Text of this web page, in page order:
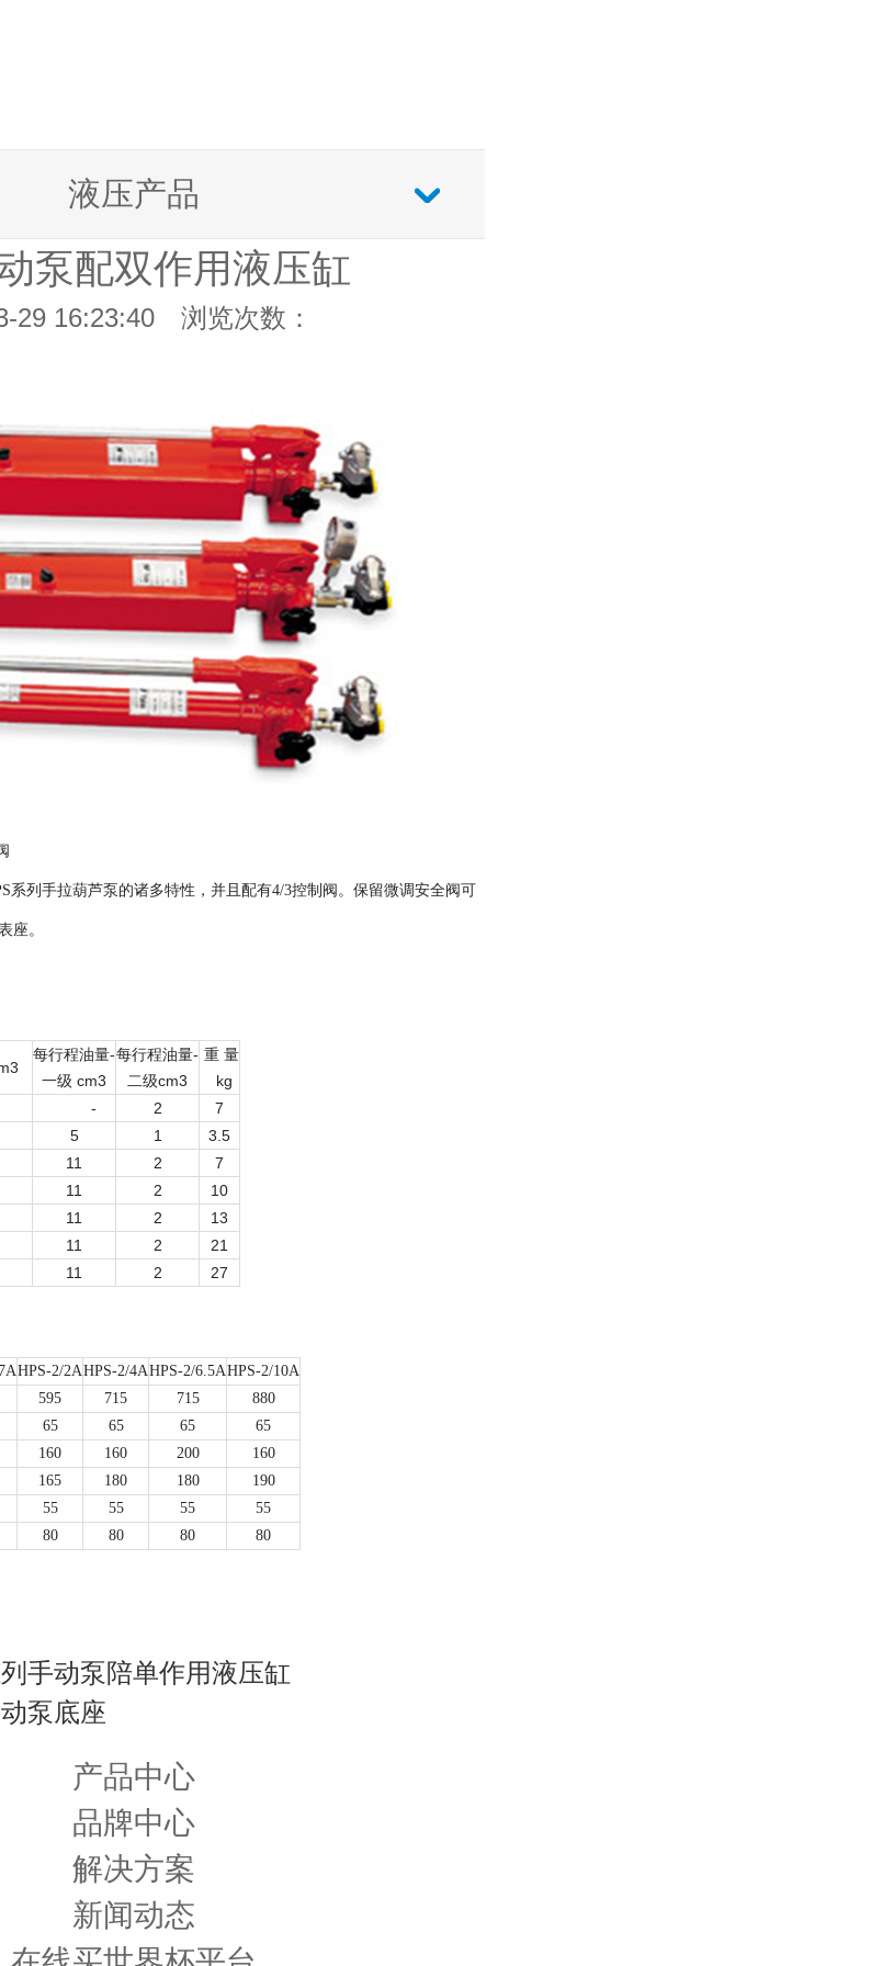
液压产品
泵配双作用液压缸
29 16:23:40 浏览次数：
系列手拉葫芦泵的诸多特性，并且配有4/3控制阀。保留微调安全阀可
座。
每行程油量-
一级 cm3
每行程油量-
二级cm3
重 量
kg
- 2
7
5 1
3.5
11 2
7
11 2
10
11 2
13
11 2
21
11 2 27
HPS-2/2AHPS-2/4AHPS-2/6.5AHPS-2/10A
595 715 715
880
65 65 65
65
160 160 200
160
165 180 180
190
55 55 55
55
80 80 80 80
手动泵陪单作用液压缸
泵底座
产品中心
品牌中心
解决方案
新闻动态